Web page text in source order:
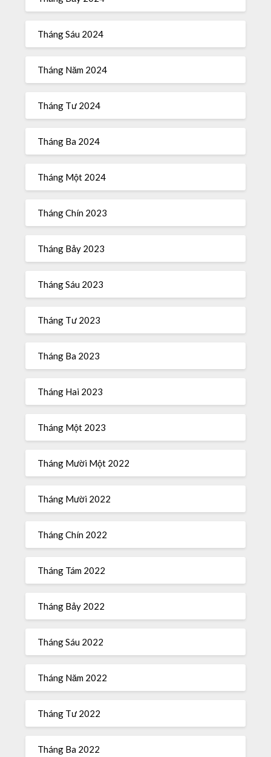
Tháng Sáu 2024
Tháng Năm 2024
Tháng Tư 2024
Tháng Ba 2024
Tháng Một 2024
Tháng Chín 2023
Tháng Bảy 2023
Tháng Sáu 2023
Tháng Tư 2023
Tháng Ba 2023
Tháng Hai 2023
Tháng Một 2023
Tháng Mười Một 2022
Tháng Mười 2022
Tháng Chín 2022
Tháng Tám 2022
Tháng Bảy 2022
Tháng Sáu 2022
Tháng Năm 2022
Tháng Tư 2022
Tháng Ba 2022